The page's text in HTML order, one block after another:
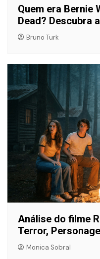
Quem era Bernie
Dead? Descubra
Bruno Turk
Análise do filme
Terror,
Monica Sobral